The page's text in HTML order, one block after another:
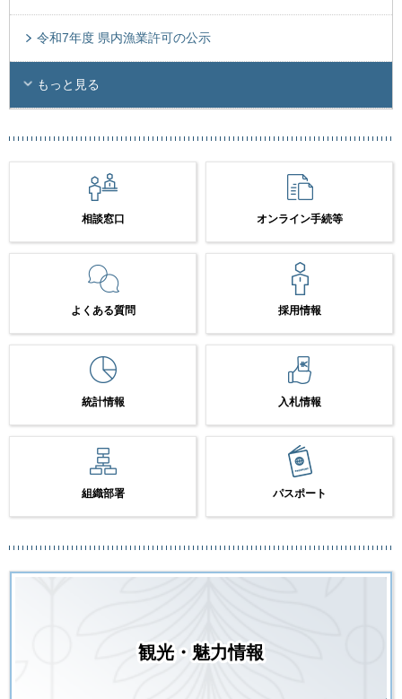
令和7年度 県内漁業許可の公示
もっと見る
相談窓口 オンライン手続等
よくある質問 採用情報
統計情報 入札情報
組織部署 パスポート
観光・魅力情報